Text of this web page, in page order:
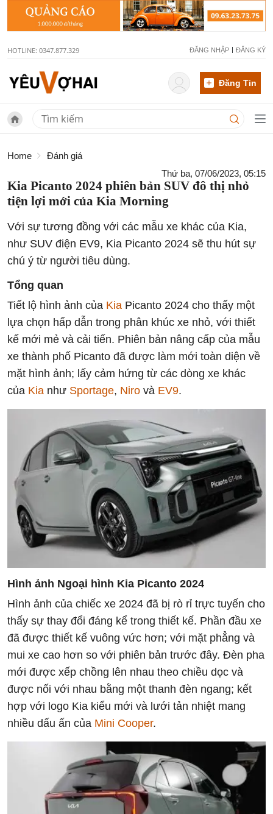
HOTLINE: 0347.877.329 ĐĂNG NHẬP ĐĂNG KÝ
Đăng Tin
Home
Đánh giá
Thứ ba, 07/06/2023, 05:15
Kia Picanto 2024 phiên bản SUV đô thị nhỏ
tiện lợi mới của Kia Morning
Với sự tương đồng với các mẫu xe khác của Kia,
như SUV điện EV9, Kia Picanto 2024 sẽ thu hút sự
chú ý từ người tiêu dùng.
Tổng quan
Tiết lộ hình ảnh của Kia Picanto 2024 cho thấy một
lựa chọn hấp dẫn trong phân khúc xe nhỏ, với thiết
kế mới mẻ và cải tiến. Phiên bản nâng cấp của mẫu
xe thành phố Picanto đã được làm mới toàn diện về
mặt hình ảnh; lấy cảm hứng từ các dòng xe khác
của Kia như Sportage, Niro và EV9.
Hình ảnh Ngoại hình Kia Picanto 2024
Hình ảnh của chiếc xe 2024 đã bị rò rỉ trực tuyến cho
thấy sự thay đổi đáng kể trong thiết kế. Phần đầu xe
đã được thiết kế vuông vức hơn; với mặt phẳng và
mui xe cao hơn so với phiên bản trước đây. Đèn pha
mới được xếp chồng lên nhau theo chiều dọc và
được nối với nhau bằng một thanh đèn ngang; kết
hợp với logo Kia kiểu mới và lưới tản nhiệt mang
nhiều dấu ấn của Mini Cooper.